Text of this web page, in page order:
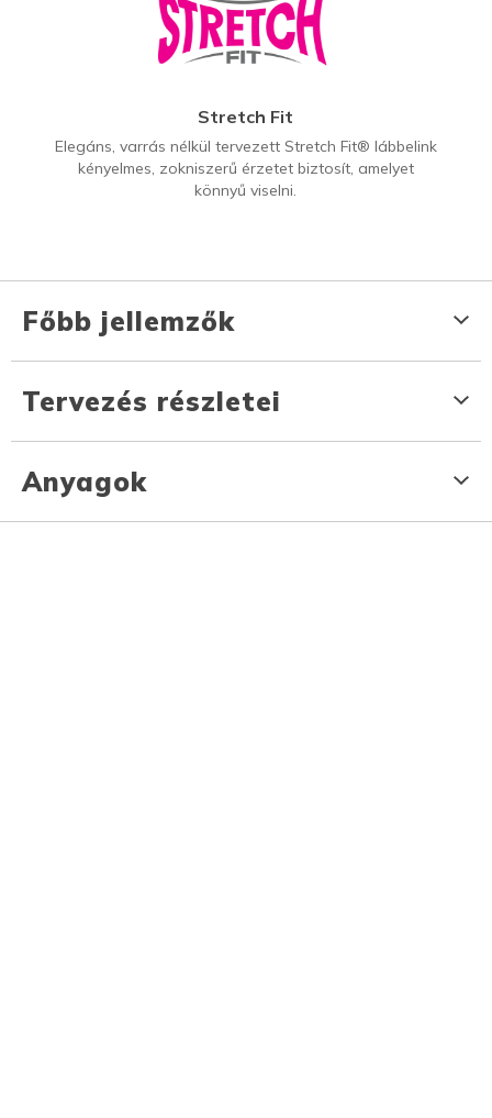
Stretch Fit
Elegáns, varrás nélkül tervezett Stretch Fit® lábbelink
kényelmes, zokniszerű érzetet biztosít, amelyet
könnyű viselni.
Főbb jellemzők
Tervezés részletei
Anyagok